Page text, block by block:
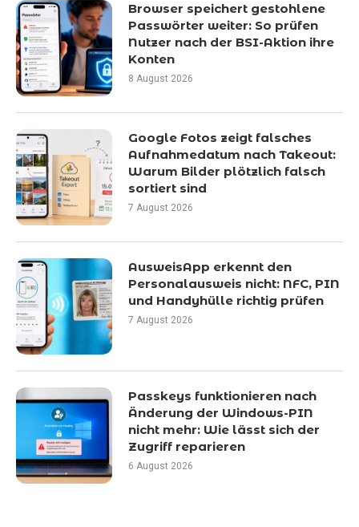
Browser speichert gestohlene
Passwörter weiter: So prüfen
Nutzer nach der BSI-Aktion ihre
Konten
8 August 2026
Google Fotos zeigt falsches
Aufnahmedatum nach Takeout:
Warum Bilder plötzlich falsch
sortiert sind
7 August 2026
AusweisApp erkennt den
Personalausweis nicht: NFC, PIN
und Handyhülle richtig prüfen
7 August 2026
Passkeys funktionieren nach
Änderung der Windows-PIN
nicht mehr: Wie lässt sich der
Zugriff reparieren
6 August 2026